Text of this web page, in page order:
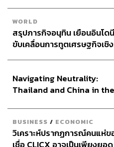
ล่าสุดหลังจากที่มีข่าวออกมา
ตลาดหุ้นขานรับ ราคาหุ้น
WORLD
สรุปภารกิจอนุทิน เยือนอินโด
ขับเคลื่อนการทูตเศรษฐกิจเชิ
Navigating Neutrality:
Thailand and China in
BUSINESS / ECONOMIC
วิเคราะห์ปรากฏการณ์คนแห่